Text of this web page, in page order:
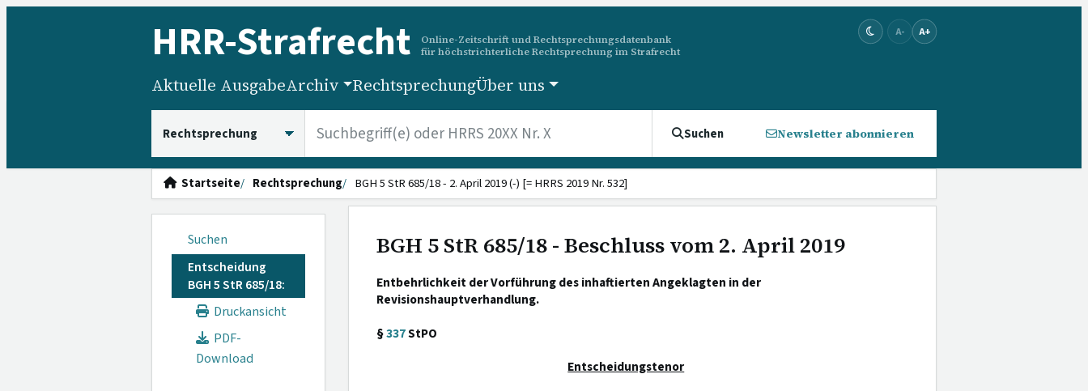
HRR-Strafrecht
Online-Zeitschrift und Rechtsprechungsdatenbank
für höchstrichterliche Rechtsprechung im Strafrecht
A- A+
Aktuelle AusgabeArchiv RechtsprechungÜber uns
Suchen Newsletter abonnieren
Startseite Rechtsprechung BGH 5 StR 685/18 - 2. April 2019 (-) [= HRRS 2019 Nr. 532]
Suchen
Entscheidung
BGH 5 StR 685/18:
Druckansicht
PDF-
Download
BGH 5 StR 685/18 - Beschluss vom 2. April 2019
Entbehrlichkeit der Vorführung des inhaftierten Angeklagten in der
Revisionshauptverhandlung.
§337StPO
Entscheidungstenor